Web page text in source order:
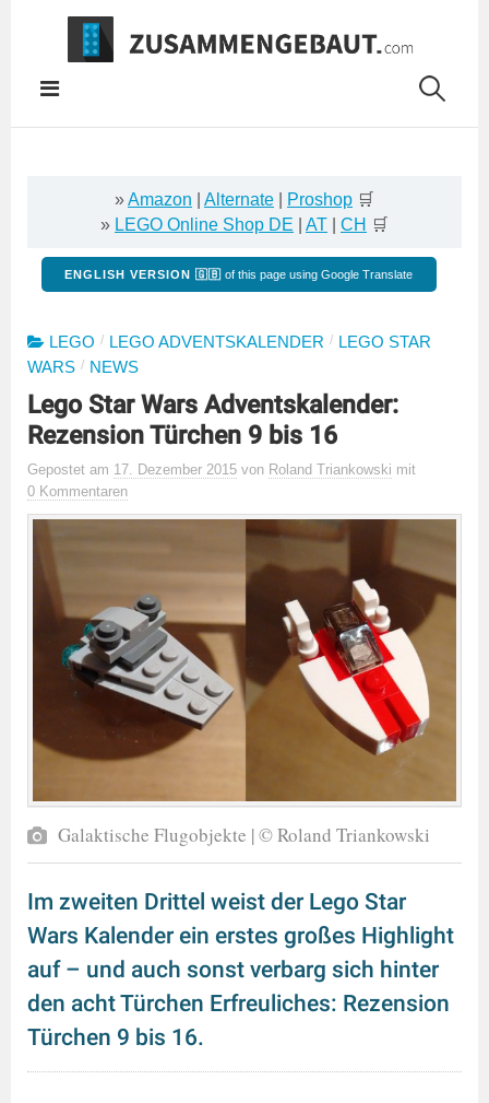
Springe
Inhalt
»Amazon Alternate Proshop 🛒
» LEGO Online Shop DE AT CH 🛒
ENGLISH VERSION 🇬🇧 of this page using Google Translate
LEGO / LEGO ADVENTSKALENDER / LEGO STAR
WARS / NEWS
Lego Star Wars Adventskalender:
Rezension Türchen 9 bis 16
Gepostet am 17. Dezember 2015 von Roland Triankowski mit
0 Kommentaren
Galaktische Flugobjekte | © Roland Triankowski
Im zweiten Drittel weist der Lego Star
Wars Kalender ein erstes großes Highlight
auf – und auch sonst verbarg sich hinter
den acht Türchen Erfreuliches: Rezension
Türchen 9 bis 16.